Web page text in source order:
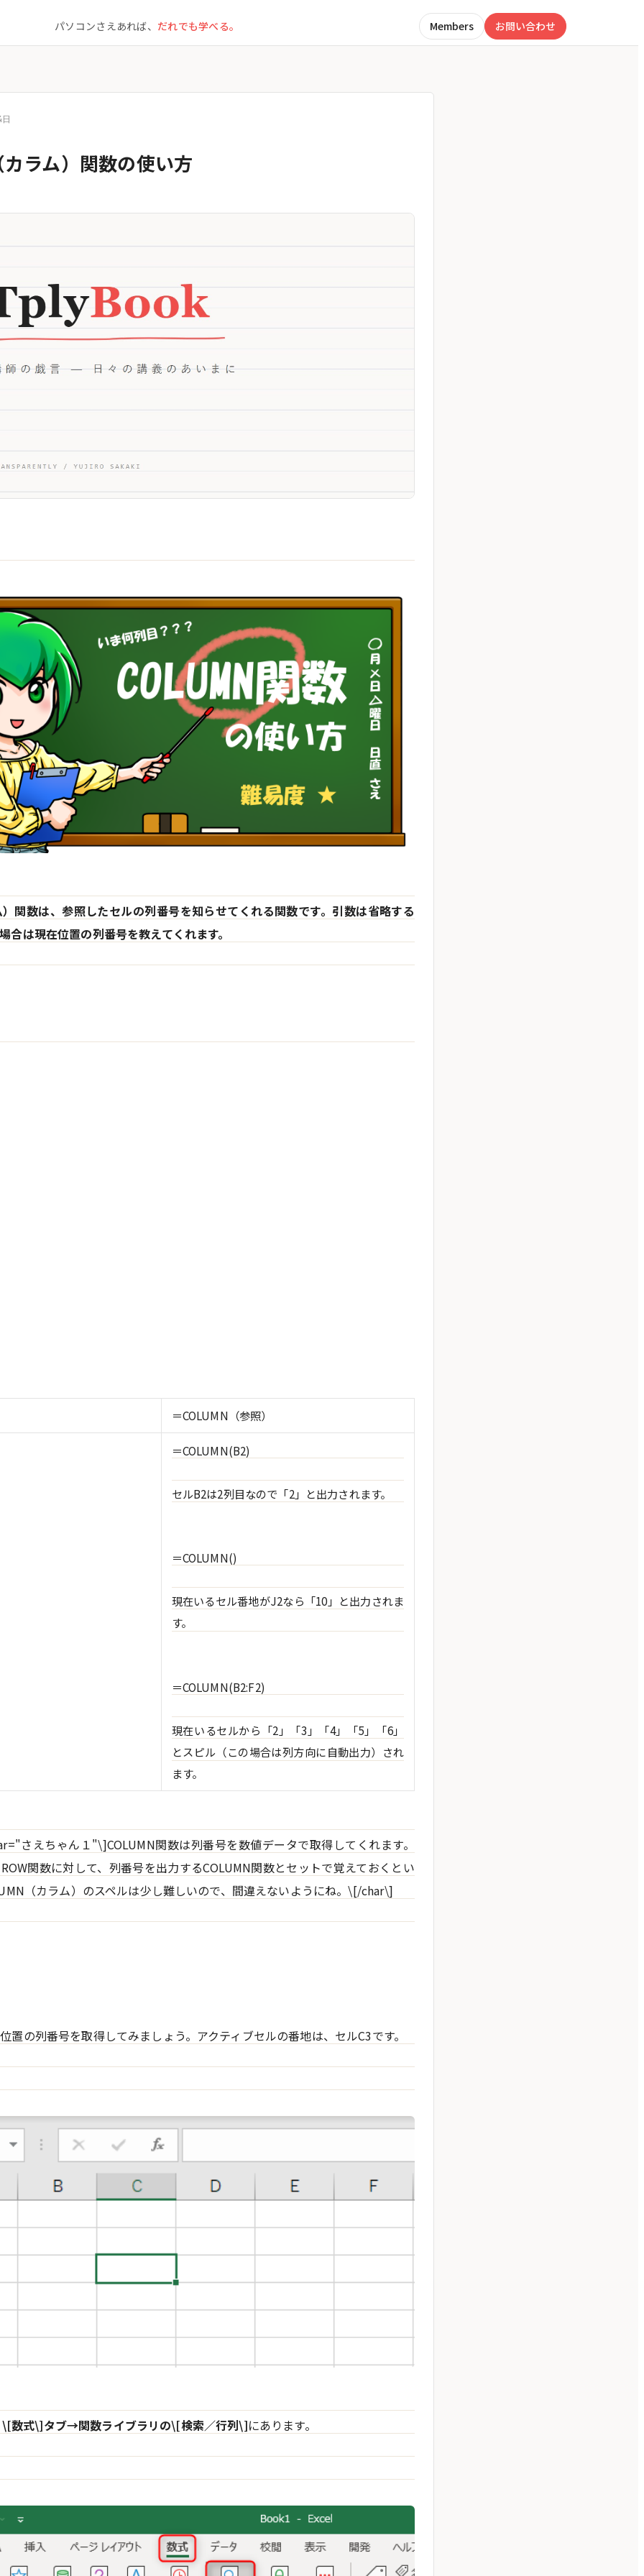
パソコンさえあれば、 だれでも学べる。 Members お問い合わせ
ラム）関数の使い方
関数は、参照したセルの列番号を知らせてくれる関数です。引数は省略する
合は現在位置の列番号を教えてくれます。
＝COLUMN（参照）
＝COLUMN(B2)
セルB2は2列目なので「2」と出力されます。
＝COLUMN()
現在いるセル番地がJ2なら「10」と出力されま
す。
＝COLUMN(B2:F2)
現在いるセルから「2」「3」「4」「5」「6」
とスピル（この場合は列方向に自動出力）され
ます。
さえちゃん１"\]COLUMN関数は列番号を数値データで取得してくれます。
関数に対して、列番号を出力するCOLUMN関数とセットで覚えておくとい
（カラム）のスペルは少し難しいので、間違えないようにね。\[/char\]
置の列番号を取得してみましょう。アクティブセルの番地は、セルC3です。
\[数式\]タブ→関数ライブラリの\[検索／行列\]にあります。